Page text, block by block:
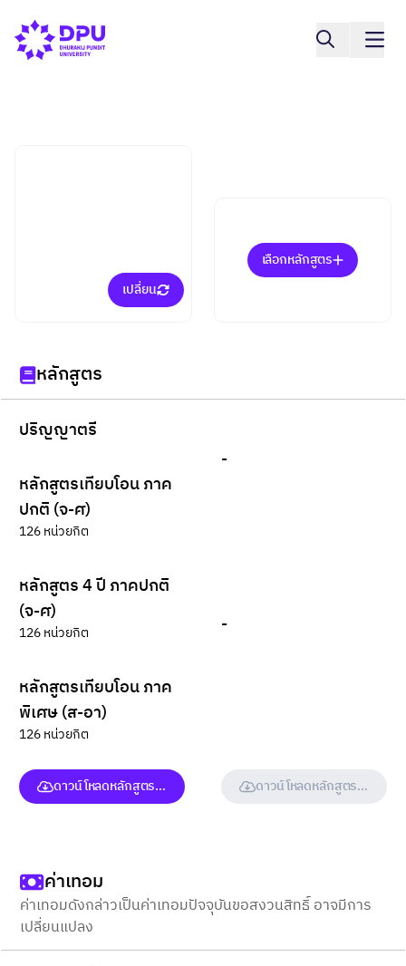
เปลี่ยน
เลือกหลักสูตร
หลักสูตร
ปริญญาตรี
หลักสูตรเทียบโอน ภาค
ปกติ (จ-ศ)
126 หน่วยกิต
หลักสูตร 4 ปี ภาคปกติ
(จ-ศ)
126 หน่วยกิต
หลักสูตรเทียบโอน ภาค
พิเศษ (ส-อา)
126 หน่วยกิต
ดาวน์โหลดหลักสูตร (ฉบับเต็ม)
-
-
ดาวน์โหลดหลักสูตร (ฉบับเต็
ค่าเทอม
ค่าเทอมดังกล่าวเป็นค่าเทอมปัจจุบันขอสงวนสิทธิ์ อาจมีการ
เปลี่ยนแปลง